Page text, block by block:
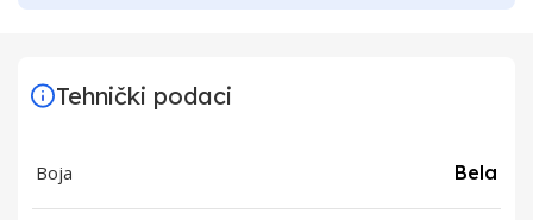
Tehnički podaci
Boja Bela